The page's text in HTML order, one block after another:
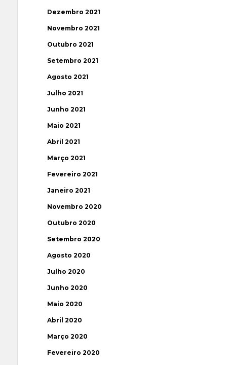
Dezembro 2021
Novembro 2021
Outubro 2021
Setembro 2021
Agosto 2021
Julho 2021
Junho 2021
Maio 2021
Abril 2021
Março 2021
Fevereiro 2021
Janeiro 2021
Novembro 2020
Outubro 2020
Setembro 2020
Agosto 2020
Julho 2020
Junho 2020
Maio 2020
Abril 2020
Março 2020
Fevereiro 2020